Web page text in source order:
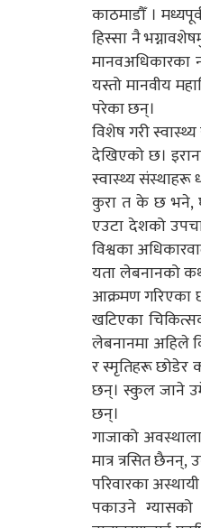
काठमाडौँ ।
हिस्सा नै
मानवअधिकारका
यस्तो मानवीय
परेका छन्।
विशेष गरी
देखिएको छ।
स्वास्थ्य संस्थाहरू
कुरा त के छ भने,
एउटा देशको
विश्वका
यता लेबनानको
आक्रमण गरिएका
खटिएका
लेबनानमा अहिले
र स्मृतिहरू छोडेर
छन्। स्कुल जाने
छन्।
गाजाको
मात्र त्रसित
परिवारका
पकाउने